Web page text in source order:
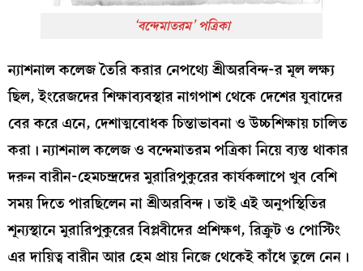
‘বন্দেমাতরম’ পত্রিকা
ন্যাশনাল কলেজ তৈরি করার নেপথ্যে শ্রীঅরবিন্দ-র মূল লক্ষ্য
ছিল, ইংরেজদের শিক্ষাব্যবস্থার নাগপাশ থেকে দেশের যুবাদের
বের করে এনে, দেশাত্মবোধক চিন্তাভাবনা ও উচ্চশিক্ষায় চালিত
করা। ন্যাশনাল কলেজ ও বন্দেমাতরম পত্রিকা নিয়ে ব্যস্ত থাকার
দরুন বারীন-হেমচন্দ্রদের মুরারিপুকুরের কার্যকলাপে খুব বেশি
সময় দিতে পারছিলেন না শ্রীঅরবিন্দ। তাই এই অনুপস্থিতির
শূন্যস্থানে মুরারিপুকুরের বিপ্লবীদের প্রশিক্ষণ, রিক্রুট ও পোস্টিং
এর দায়িত্ব বারীন আর হেম প্রায় নিজে থেকেই কাঁধে তুলে নেন।